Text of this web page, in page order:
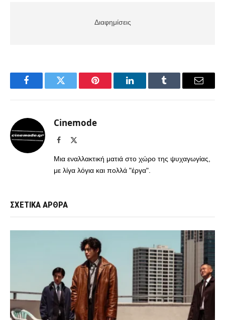
Διαφημίσεις
FacebookTwitter Pinterest LinkedInTumblr Email
Cinemode
Facebook
Μια εναλλακτική ματιά στο χώρο της ψυχαγωγίας,
με λίγα λόγια και πολλά "έργα".
ΣΧΕΤΙΚΑ ΑΡΘΡΑ